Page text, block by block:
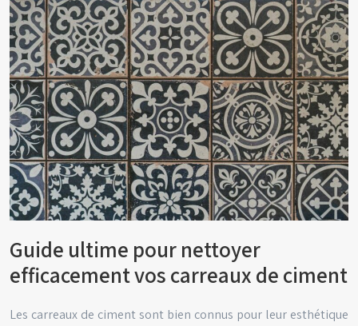
Guide ultime pour nettoyer
efficacement vos carreaux de ciment
Les carreaux de ciment sont bien connus pour leur esthétique